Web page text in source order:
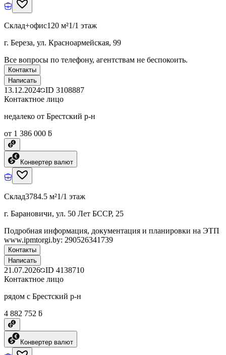
Склад+офис120 м²1/1 этаж
г. Береза, ул. Красноармейская, 99
Все вопросы по телефону, агентствам не беспокоить.
Контакты
Написать
13.12.2024 ID 3108887
Контактное лицо
недалеко от Брестский р-н
от 1 386 000 ƃ
Конвертер валют
Склад3784.5 м²1/1 этаж
г. Барановичи, ул. 50 Лет БССР, 25
Подробная информация, документация и планировки на ЭТП
www.ipmtorgi.by: 290526341739
Контакты
Написать
21.07.2026 ID 4138710
Контактное лицо
рядом с Брестский р-н
4 882 752 ƃ
Конвертер валют